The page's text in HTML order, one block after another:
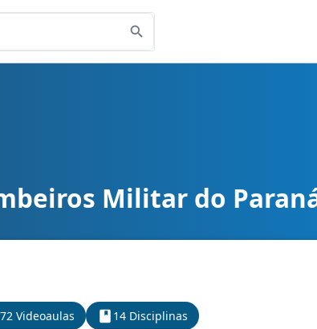
Militar do
Videoaulas 14 Disciplinas